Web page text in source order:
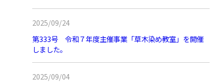
2025/09/24
第333号 令和７年度主催事業「草木染め教室」を開催
しました。
2025/09/04